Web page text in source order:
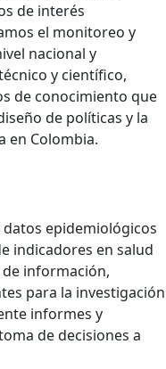
de interés
el monitoreo y
nacional y
y científico,
de conocimiento que
de políticas y la
en Colombia.
epidemiológicos
indicadores en salud
información,
para la investigación
informes y
de decisiones a